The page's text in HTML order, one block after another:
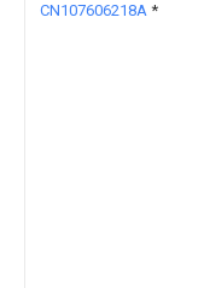
CN107606218A *